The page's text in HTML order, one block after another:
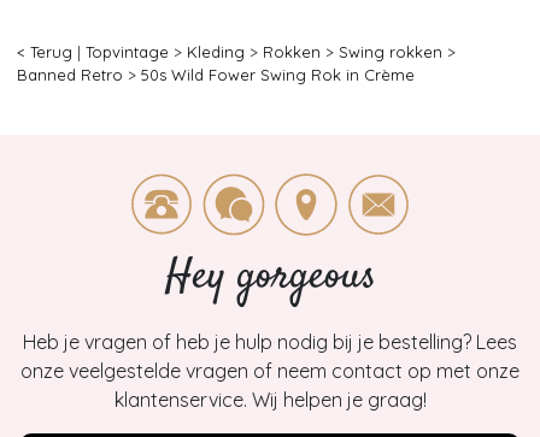
< Terug | Topvintage > Kleding > Rokken > Swing rokken >
Banned Retro > 50s Wild Fower Swing Rok in Crème
Hey gorgeous
Heb je vragen of heb je hulp nodig bij je bestelling? Lees
onze veelgestelde vragen of neem contact op met onze
klantenservice. Wij helpen je graag!